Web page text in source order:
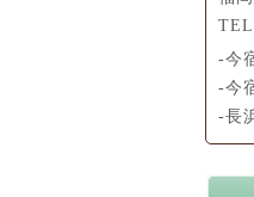
TEL
-今
-今
-長